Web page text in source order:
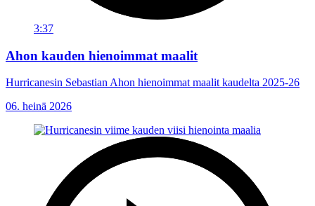
3:37
Ahon kauden hienoimmat maalit
Hurricanesin Sebastian Ahon hienoimmat maalit kaudelta 2025-26
06. heinä 2026